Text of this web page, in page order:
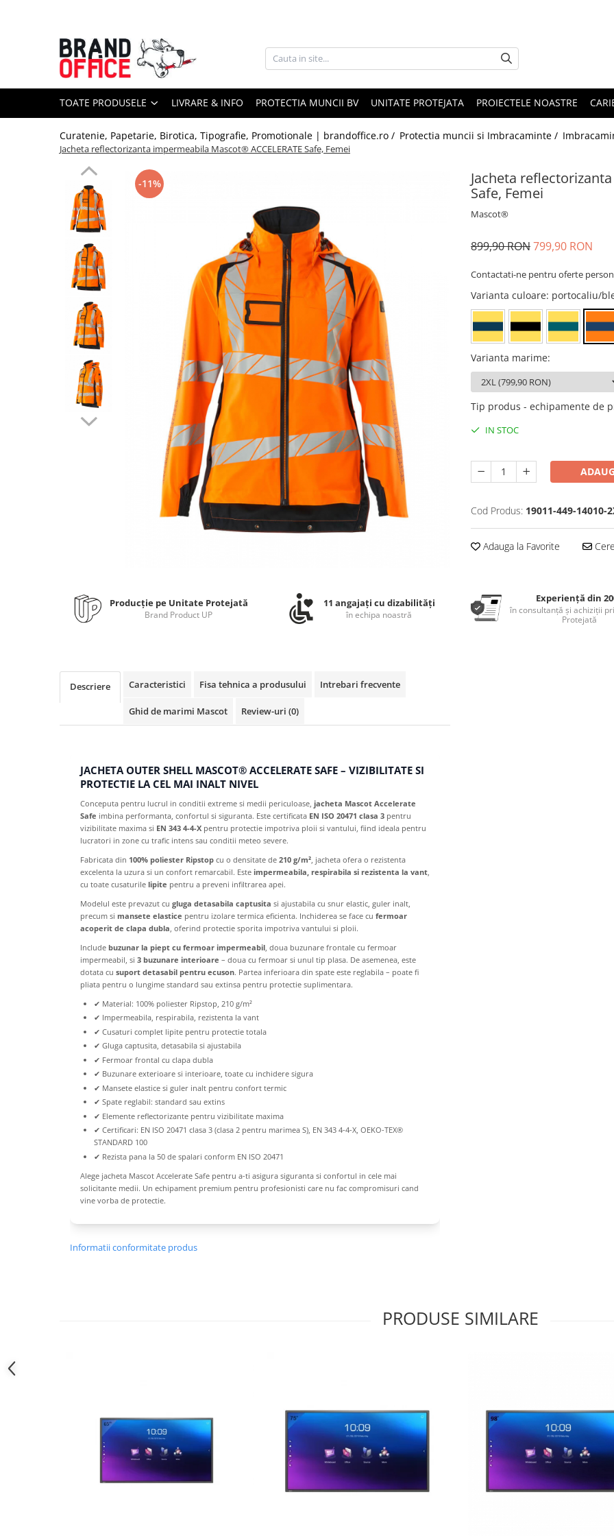
Toate Produsele
Unitate Protejata - PRODUCTIE
Hartie copiator si produse
Produse consumabile din hartie
Detergenti si dezinfectanti
Formulare tipizate
Saci menajeri (Unitate Protejata)
Agende, calendare si organizatoare
Agende personalizabile
Organizatoare business
Birotica si papetarie
Bibliorafturi, caiete mecanice,
Caiete si blocnotesuri
Dosare, folii protectie si mape
Accesorii diverse pentru birou
Instrumente de scris eco
Creioane mecanice si grafit
Textmarkere
Carioci si creioane colorate
Ascutitori, radiere, agrafe
Curatenie si igiena
Produse Antibacteriene
Articole pentru baie
Articole pentru bucatarie
Maturi, mopuri si galeti
Hartie igienica, prosoape hartie si
Articole pentru rufe, casa,
geamuri, mobila
Intretinere si odorizante masina
Accesorii pentru curatenie
Tipografie si stampile
Formulare tipizate
Caiete si blocnotesuri
Stampile, tusiere si tus
Protectia muncii si Imbracaminte
Bluze & Pulovere
Impermeabile
Incaltaminte de lucru si protectie
Incaltaminte de oras si munte
Echipamente medicale
TOATE PRODUSELE LIVRARE & INFO PROTECTIA MUNCII BV UNITATE PROTEJATA PROIECTELE NOASTRE
Curatenie, Papetarie, Birotica, Tipografie, Promotionale | brandoffice.ro / Protectia muncii si Imbracaminte /
Jacheta reflectorizanta impermeabila Mascot® ACCELERATE Safe, Femei
Jacheta
Safe, Femei
Mascot®
-11%
899,90 RON799,90 RON
Contactati-ne pentru oferte
Varianta culoare: portocaliu/
Varianta marime:
Tip produs - echipamente de
IN STOC
Cod Produs: 19011-449-14010-
Adauga la Favorite
Producție pe Unitate Protejată
Brand Product UP
11 angajați cu dizabilități
în echipa noastră
Experiență din
în consultanță și achiziții
Protejată
Descriere Caracteristici Fisa tehnica a produsului Intrebari frecvente
Ghid de marimi Mascot Review-uri (0)
JACHETA OUTER SHELL MASCOT® ACCELERATE SAFE – VIZIBILITATE SI
PROTECTIE LA CEL MAI INALT NIVEL
Conceputa pentru lucrul in conditii extreme si medii periculoase, jacheta Mascot Accelerate
Safe imbina performanta, confortul si siguranta. Este certificata EN ISO 20471 clasa 3 pentru
vizibilitate maxima si EN 343 4-4-X pentru protectie impotriva ploii si vantului, fiind ideala pentru
lucratori in zone cu trafic intens sau conditii meteo severe.
Fabricata din 100% poliester Ripstop cu o densitate de 210 g/m² , jacheta ofera o rezistenta
excelenta la uzura si un confort remarcabil. Este impermeabila, respirabila si rezistenta la vant
cu toate cusaturile lipite pentru a preveni infiltrarea apei.
Modelul este prevazut cu gluga detasabila captusita si ajustabila cu snur elastic, guler inalt,
precum si mansete elastice pentru izolare termica eficienta. Inchiderea se face cu fermoar
acoperit de clapa dubla , oferind protectie sporita impotriva vantului si ploii.
Include buzunar la piept cu fermoar impermeabil , doua buzunare frontale cu fermoar
impermeabil, si 3 buzunare interioare – doua cu fermoar si unul tip plasa. De asemenea, este
dotata cu suport detasabil pentru ecuson. Partea inferioara din spate este reglabila – poate fi
pliata pentru o lungime standard sau extinsa pentru protectie suplimentara.
✔ Material: 100% poliester Ripstop, 210 g/m²
✔ Impermeabila, respirabila, rezistenta la vant
✔ Cusaturi complet lipite pentru protectie totala
✔ Gluga captusita, detasabila si ajustabila
✔ Fermoar frontal cu clapa dubla
✔ Buzunare exterioare si interioare, toate cu inchidere sigura
✔ Mansete elastice si guler inalt pentru confort termic
✔ Spate reglabil: standard sau extins
✔ Elemente reflectorizante pentru vizibilitate maxima
✔ Certificari: EN ISO 20471 clasa 3 (clasa 2 pentru marimea S), EN 343 4-4-X, OEKO-TEX®
STANDARD 100
✔ Rezista pana la 50 de spalari conform EN ISO 20471
Alege jacheta Mascot Accelerate Safe pentru a-ti asigura siguranta si confortul in cele mai
solicitante medii. Un echipament premium pentru profesionisti care nu fac compromisuri cand
vine vorba de protectie.
Informatii conformitate produs
PRODUSE SIMILARE